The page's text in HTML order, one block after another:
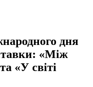
дня
«Між
«У світі